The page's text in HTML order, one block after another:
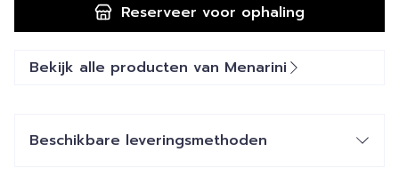
Reserveer voor ophaling
Bekijk alle producten van Menarini
Beschikbare leveringsmethoden